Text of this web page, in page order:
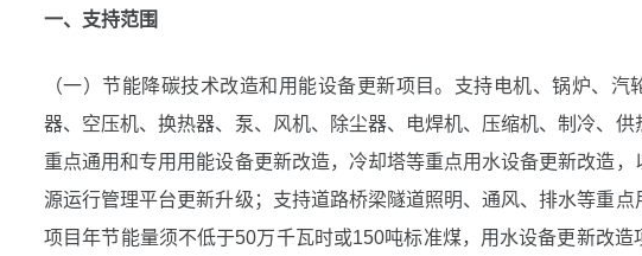
一、支持范围
（一）节能降碳技术改造和用能设备更新项目。支持电机、锅炉、汽
器、空压机、换热器、泵、风机、除尘器、电焊机、压缩机、制冷、供
重点通用和专用用能设备更新改造，冷却塔等重点用水设备更新改造，
源运行管理平台更新升级；支持道路桥梁隧道照明、通风、排水等重点
项目年节能量须不低于50万千瓦时或150吨标准煤，用水设备更新改造